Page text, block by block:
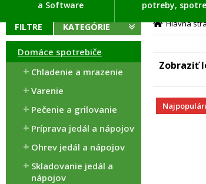
a Software
potreby,
FILTRE KATEGÓRIE
Domáce spotrebiče
Chladenie a mrazenie
Varenie
Pečenie a grilovanie
Príprava jedál a nápojov
Ohrev jedál a nápojov
Skladovanie jedál a
nápojov
Hlavná
Zobraziť